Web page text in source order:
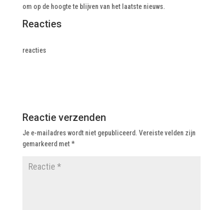
om op de hoogte te blijven van het laatste nieuws.
Reacties
reacties
Reactie verzenden
Je e-mailadres wordt niet gepubliceerd. Vereiste velden zijn
gemarkeerd met*